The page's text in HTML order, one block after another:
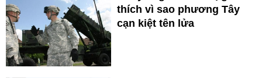
thích vì sao phương Tây
cạn kiệt tên lửa